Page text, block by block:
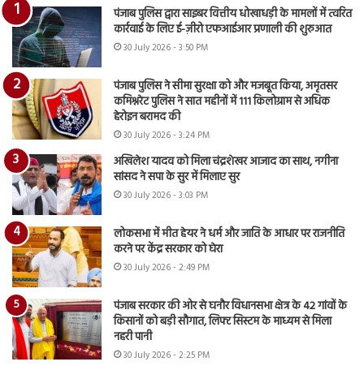
पंजाब पुलिस द्वारा साइबर वित्तीय धोखाधड़ी के मामलों में त्वरित
कार्रवाई के लिए ई-ज़ीरो एफआईआर प्रणाली की शुरुआत
30 July 2026 - 3:50 PM
पंजाब पुलिस ने सीमा सुरक्षा को और मजबूत किया, अमृतसर
कमिश्नरेट पुलिस ने सात महीनों में 111 किलोग्राम से अधिक
हेरोइन बरामद की
30 July 2026 - 3:24 PM
अखिलेश यादव को मिला चंद्रशेखर आजाद का साथ, नगीना
सांसद ने सपा के सुर में मिलाए सुर
30 July 2026 - 3:03 PM
लोकसभा में मीत हेयर ने धर्म और जाति के आधार पर राजनीति
करने पर केंद्र सरकार को घेरा
30 July 2026 - 2:49 PM
पंजाब सरकार की ओर से घनौर विधानसभा क्षेत्र के 42 गांवों के
किसानों को बड़ी सौगात, लिफ्ट सिस्टम के माध्यम से मिला
नहरी पानी
30 July 2026 - 2:25 PM